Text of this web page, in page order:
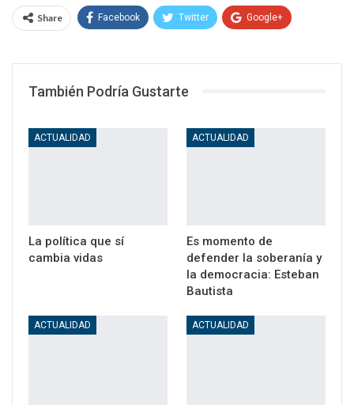
Share Facebook Twitter Google+
También Podría Gustarte
ACTUALIDAD
La política que sí
cambia vidas
ACTUALIDAD
Es momento de
defender la soberanía y
la democracia: Esteban
Bautista
ACTUALIDAD ACTUALIDAD